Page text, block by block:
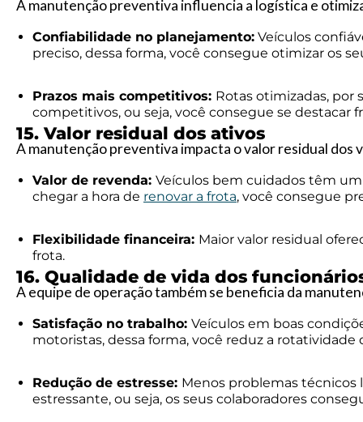
A manutenção preventiva influencia a logística e
Confiabilidade no planejamento: Veículos
preciso, dessa forma, você consegue otimizar os
Prazos mais competitivos: Rotas otimizadas, por
competitivos, ou seja, você consegue se destacar
15. Valor residual dos ativos
A manutenção preventiva impacta o valor residual dos
Valor de revenda: Veículos bem cuidados têm
chegar a hora de renovar a frota, você consegue
Flexibilidade financeira: Maior valor residual
frota.
16. Qualidade de vida dos
A equipe de operação também se beneficia da
Satisfação no trabalho: Veículos em boas
motoristas, dessa forma, você reduz a rotatividade
Redução de estresse: Menos problemas
estressante, ou seja, os seus colaboradores